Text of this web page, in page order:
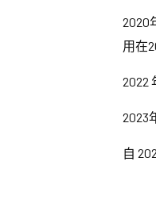
2020
用在
2022
2023
自